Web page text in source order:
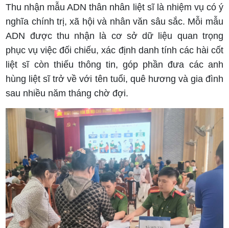
Thu nhận mẫu ADN thân nhân liệt sĩ là nhiệm vụ có ý
nghĩa chính trị, xã hội và nhân văn sâu sắc. Mỗi mẫu
ADN được thu nhận là cơ sở dữ liệu quan trọng
phục vụ việc đối chiếu, xác định danh tính các hài cốt
liệt sĩ còn thiếu thông tin, góp phần đưa các anh
hùng liệt sĩ trở về với tên tuổi, quê hương và gia đình
sau nhiều năm tháng chờ đợi.